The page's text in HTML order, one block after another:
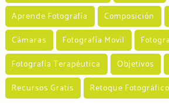
Aprende Fotografía
Composición
Cámaras
Fotografía Movil
Fotografía Terapéutica
Objetivos
Recursos Gratis
Retoque Fotográfico